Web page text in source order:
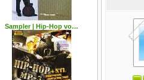
Sampler | Hip-Hop vo…